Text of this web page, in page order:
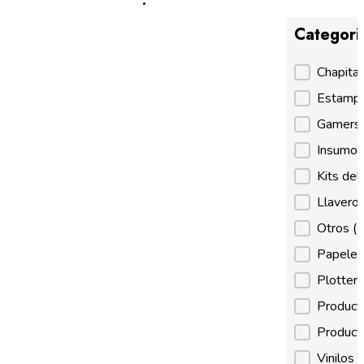
Gamers
Kits
Otros
Vinilos